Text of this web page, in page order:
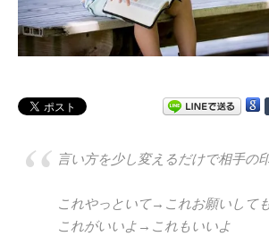
言い方を少し変えるだけで相手の
これやっといて→これお願いして
これがいいよ→これもいいよ